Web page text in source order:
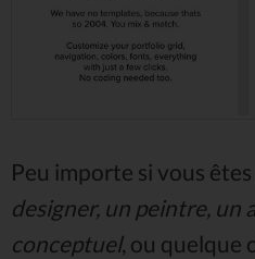
Peu importe si vous êtes
designer, un peintre, un
conceptuel, ou quelque